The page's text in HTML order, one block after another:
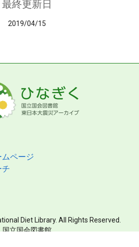
最終更新日
2019/04/15
ページ
チ
Diet Library. All Rights Reserved.